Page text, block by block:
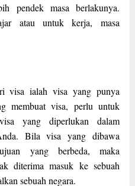
pendek masa berlakunya.
atau untuk kerja, masa
visa ialah visa yang punya
membuat visa, perlu untuk
yang diperlukan dalam
Bila visa yang dibawa
yang berbeda, maka
diterima masuk ke sebuah
sebuah negara.